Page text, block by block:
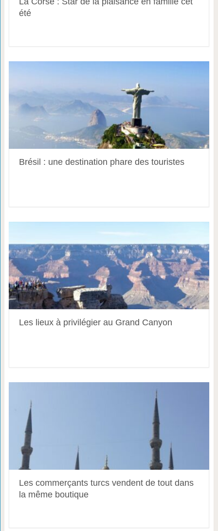
été
Brésil : une destination phare des touristes
Les lieux à privilégier au Grand Canyon
Les commerçants turcs vendent de tout dans
la même boutique